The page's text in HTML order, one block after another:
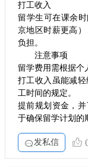
打工收入
留学生可在课余
京地区时薪更高
负担‌。
注意事项
留学费用需根据个
打工收入虽能减
工时间的规定。
提前规划资金，
于确保留学计划的
发私信